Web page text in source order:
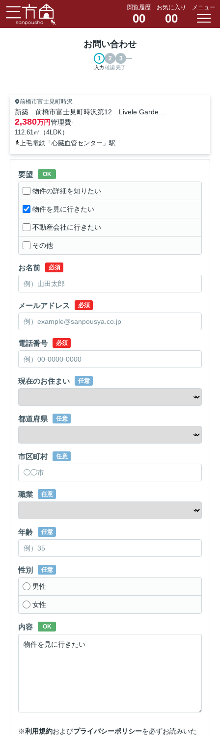
閲覧履歴
00
お気に入り
00
メニュー
お問い合わせ
入力 確認完了
前橋市富士見町時沢
新築 前橋市富士見町時沢第12 Livele Garden.S 1号棟
2,380万円管理費-
112.61㎡（4LDK）
上毛電鉄「心臓血管センター」駅
要望 OK
物件の詳細を知りたい
物件を見に行きたい
不動産会社に行きたい
その他
お名前 必須
メールアドレス 必須
電話番号 必須
現在のお住まい 任意
都道府県 任意
市区町村 任意
職業 任意
年齢 任意
性別 任意
男性
女性
内容 OK
※利用規約およびプライバシーポリシーを必ずお読みいた